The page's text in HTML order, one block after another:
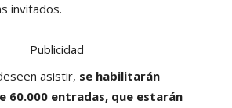
invitados.
Publicidad
asistir, se habilitarán
60.000 entradas, que estarán